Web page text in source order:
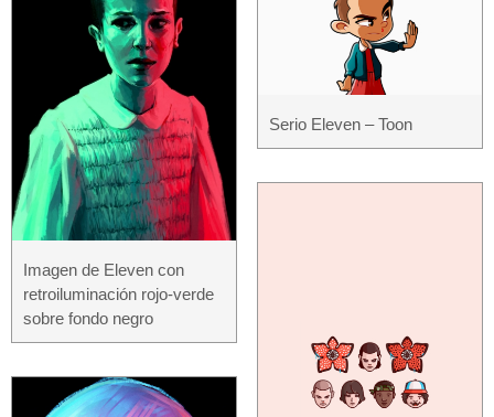
Imagen de Eleven con
retroiluminación rojo-verde
sobre fondo negro
Serio Eleven – Toon